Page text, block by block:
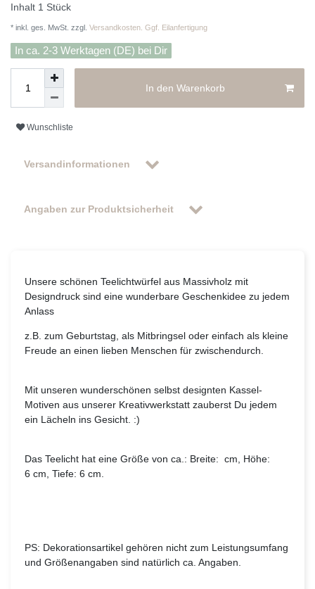
Inhalt 1 Stück
* inkl. ges. MwSt. zzgl. Versandkosten. Ggf. Eilanfertigung
In ca. 2-3 Werktagen (DE) bei Dir
In den Warenkorb
Wunschliste
Versandinformationen
Angaben zur Produktsicherheit
Unsere schönen Teelichtwürfel aus Massivholz mit
Designdruck sind eine wunderbare Geschenkidee zu jedem
Anlass
z.B. zum Geburtstag, als Mitbringsel oder einfach als kleine
Freude an einen lieben Menschen für zwischendurch.
Mit unseren wunderschönen selbst designten Kassel-
Motiven aus unserer Kreativwerkstatt zauberst Du jedem
ein Lächeln ins Gesicht. :)
Das Teelicht hat eine Größe von ca.: Breite: cm, Höhe:
6 cm, Tiefe: 6 cm.
PS: Dekorationsartikel gehören nicht zum Leistungsumfang
und Größenangaben sind natürlich ca. Angaben.